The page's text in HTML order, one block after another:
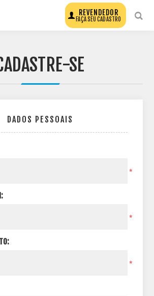
REVENDEDOR
FAÇA SEU CADASTRO
SE
DADOS PESSOAIS
*
*
*